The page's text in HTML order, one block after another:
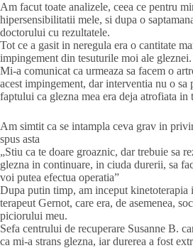
Am facut toate analizele, ceea ce pentru
hipersensibilitatii mele, si dupa o
doctorului cu rezultatele.
Tot ce a gasit in neregula era o cantitate
impingement din tesuturile moi ale gleznei.
Mi-a comunicat ca urmeaza sa facem o
acest impingement, dar interventia nu o sa
faptului ca glezna mea era deja atrofiata in
Am simtit ca se intampla ceva grav in
spus asta
„Stiu ca te doare groaznic, dar trebuie sa
glezna in continuare, in ciuda durerii, sa
voi putea efectua operatia”
Dupa putin timp, am inceput kinetoterapia
terapeut Gernot, care era, de asemenea,
piciorului meu.
Sefa centrului de recuperare Susanne B.
ca mi-a strans glezna, iar durerea a fost